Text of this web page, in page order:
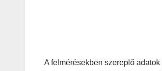
A felmérésekben szereplő